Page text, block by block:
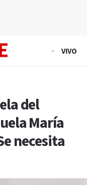
VIVO
del
María
necesita